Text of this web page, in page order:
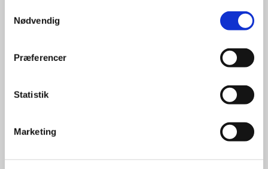
Nødvendig
Præferencer
Statistik
Marketing